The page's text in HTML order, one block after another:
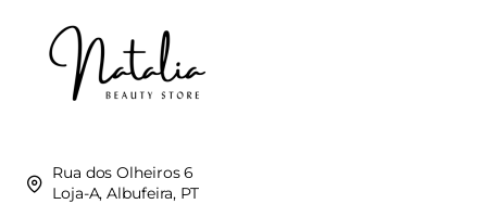
Rua dos Olheiros 6
Loja-A, Albufeira, PT